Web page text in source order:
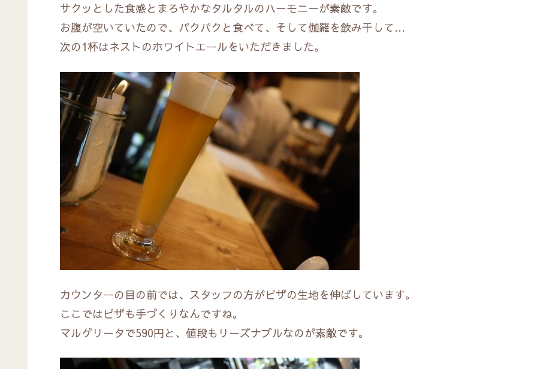
サクッとした食感とまろやかなタルタルのハーモニーが素敵です。
お腹が空いていたので、パクパクと食べて、そして伽羅を飲み干して…
次の1杯はネストのホワイトエールをいただきました。
カウンターの目の前では、スタッフの方がピザの生地を伸ばしています。
ここではピザも手づくりなんですね。
マルゲリータで590円と、値段もリーズナブルなのが素敵です。